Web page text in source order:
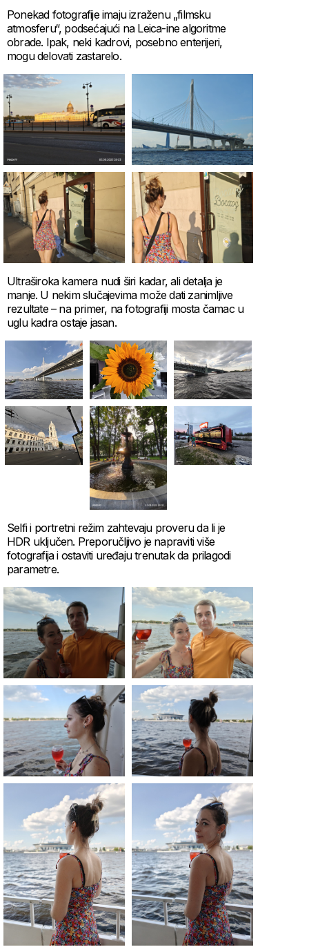
Ponekad fotografije imaju izraženu „filmsku
atmosferu“, podsećajući na Leica-ine algoritme
obrade. Ipak, neki kadrovi, posebno enterijeri,
mogu delovati zastarelo.
Ultraširoka kamera nudi širi kadar, ali detalja je
manje. U nekim slučajevima može dati zanimljive
rezultate – na primer, na fotografiji mosta čamac u
uglu kadra ostaje jasan.
Selfi i portretni režim zahtevaju proveru da li je
HDR uključen. Preporučljivo je napraviti više
fotografija i ostaviti uređaju trenutak da prilagodi
parametre.